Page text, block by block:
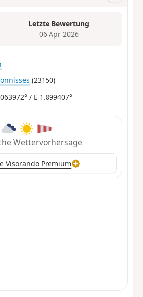
Letzte Bewertung
06 Apr 2026
(23150)
/ E 1.899407°
Wettervorhersage
Visorando Premium